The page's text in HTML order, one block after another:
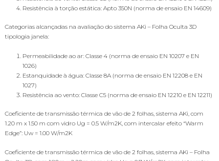
Resistência à torção estática: Apto 350N (norma de ensaio EN 14609)
Categorias alcançadas na avaliação do sistema AKi – Folha Oculta 3D
tipologia janela:
Permeabilidade ao ar: Classe 4 (norma de ensaio EN 10207 e EN
1026)
Estanquidade à água: Classe 8A (norma de ensaio EN 12208 e EN
1027)
Resistência ao vento: Classe C5 (norma de ensaio EN 12210 e EN 12211)
Coeficiente de transmissão térmica de vão de 2 folhas, sistema AKi, com
1.20 m x 1.50 m com vidro Ug = 0.5 W/m2K, com intercalar efeito “Warm
Edge”: Uw = 1.00 W/m2K
Coeficiente de transmissão térmica de vão de 2 folhas, sistema AKi – Folha